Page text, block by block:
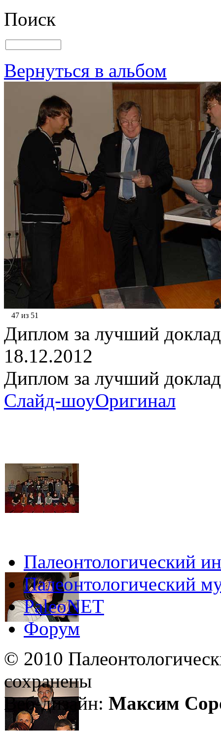
Поиск
Вернуться в альбом
47 из 51
Диплом за лучший доклад
18.12.2012
Диплом за лучший доклад
Слайд-шоуОригинал
Палеонтологический
Палеонтологический
PaleoNET
Форум
© 2010
сохранены
Веб-дизайн: Максим